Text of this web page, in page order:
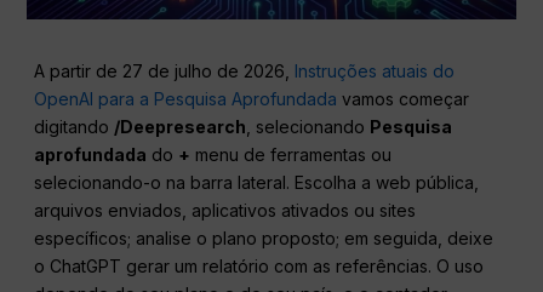
A partir de 27 de julho de 2026, Instruções atuais do
OpenAI para a Pesquisa Aprofundada vamos começar
digitando /Deepresearch , selecionando Pesquisa
aprofundada do + menu de ferramentas ou
selecionando-o na barra lateral. Escolha a web pública,
arquivos enviados, aplicativos ativados ou sites
específicos; analise o plano proposto; em seguida, deixe
o ChatGPT gerar um relatório com as referências. O uso